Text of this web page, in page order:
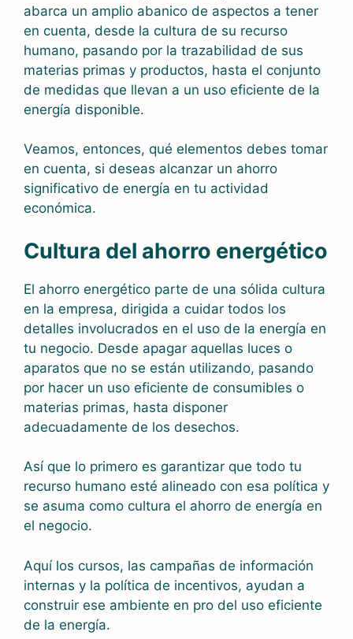
abarca un amplio abanico de aspectos a tener
en cuenta, desde la cultura de su recurso
humano, pasando por la trazabilidad de sus
materias primas y productos, hasta el conjunto
de medidas que llevan a un uso eficiente de la
energía disponible.
Veamos, entonces, qué elementos debes tomar
en cuenta, si deseas alcanzar un ahorro
significativo de energía en tu actividad
económica.
Cultura del ahorro energético
El ahorro energético parte de una sólida cultura
en la empresa, dirigida a cuidar todos los
detalles involucrados en el uso de la energía en
tu negocio. Desde apagar aquellas luces o
aparatos que no se están utilizando, pasando
por hacer un uso eficiente de consumibles o
materias primas, hasta disponer
adecuadamente de los desechos.
Así que lo primero es garantizar que todo tu
recurso humano esté alineado con esa política y
se asuma como cultura el ahorro de energía en
el negocio.
Aquí los cursos, las campañas de información
internas y la política de incentivos, ayudan a
construir ese ambiente en pro del uso eficiente
de la energía.